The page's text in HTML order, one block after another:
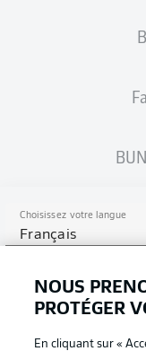
Choisissez votre langue
Français
NOUS
PROTÉGER
En cliquant sur «